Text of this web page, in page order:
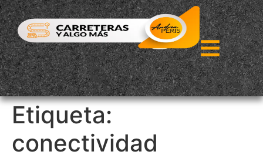
Etiqueta:
conectividad